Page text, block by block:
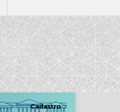
Cadastro